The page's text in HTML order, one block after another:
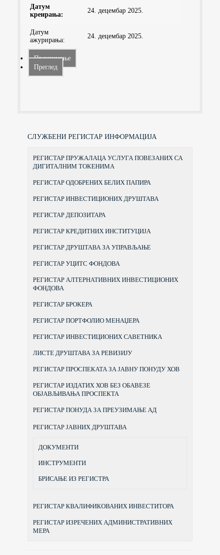
Датум
креирања:
24. децембар 2025.
Датум
ажурирања:
24. децембар 2025.
Преузимање
Преглед
СЛУЖБЕНИ РЕГИСТАР ИНФОРМАЦИЈА
РЕГИСТАР ПРУЖАЛАЦА УСЛУГА ПОВЕЗАНИХ СА
ДИГИТАЛНИМ ТОКЕНИМА
РЕГИСТАР ОДОБРЕНИХ БЕЛИХ ПАПИРА
РЕГИСТАР ИНВЕСТИЦИОНИХ ДРУШТАВА
РЕГИСТАР ДЕПОЗИТАРА
РЕГИСТАР КРЕДИТНИХ ИНСТИТУЦИЈА
РЕГИСТАР ДРУШТАВА ЗА УПРАВЉАЊЕ
РЕГИСТАР УЦИТС ФОНДОВА
РЕГИСТАР АЛТЕРНАТИВНИХ ИНВЕСТИЦИОНИХ
ФОНДОВА
РЕГИСТАР БРОКЕРА
РЕГИСТАР ПОРТФОЛИО МЕНАЏЕРА
РЕГИСТАР ИНВЕСТИЦИОНИХ САВЕТНИКА
ЛИСТЕ ДРУШТАВА ЗА РЕВИЗИЈУ
РЕГИСТАР ПРОСПЕКАТА ЗА ЈАВНУ ПОНУДУ ХОВ
РЕГИСТАР ИЗДАТИХ ХОВ БЕЗ ОБАВЕЗЕ
ОБЈАВЉИВАЊА ПРОСПЕКТА
РЕГИСТАР ПОНУДА ЗА ПРЕУЗИМАЊЕ АД
РЕГИСТАР ЈАВНИХ ДРУШТАВА
ДОКУМЕНТИ
ИНСТРУМЕНТИ
БРИСАЊЕ ИЗ РЕГИСТРА
РЕГИСТАР КВАЛИФИКОВАНИХ ИНВЕСТИТОРА
РЕГИСТАР ИЗРЕЧЕНИХ АДМИНИСТРАТИВНИХ
МЕРА